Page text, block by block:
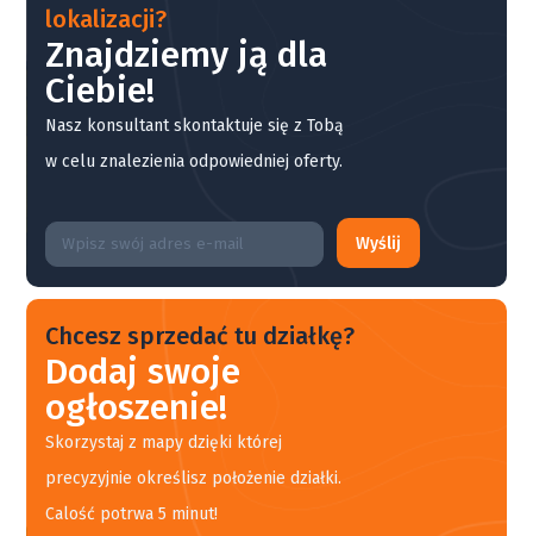
lokalizacji?
Znajdziemy ją dla
Ciebie!
Nasz konsultant skontaktuje się z Tobą
w celu znalezienia odpowiedniej oferty.
Wyślij
Chcesz sprzedać tu działkę?
Dodaj swoje
ogłoszenie!
Skorzystaj z mapy dzięki której
precyzyjnie określisz położenie działki.
Calość potrwa 5 minut!